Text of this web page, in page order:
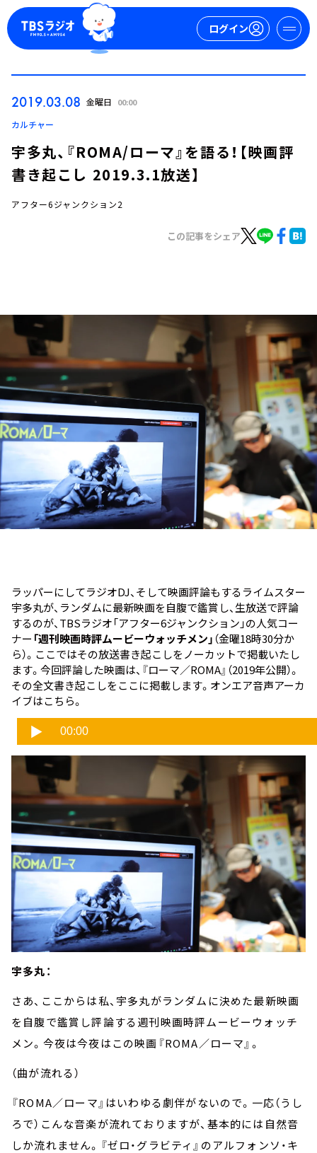
ログイン
お知らせ
イベント・グッズ
YouTube
会社情報
2019.03.08 金曜日 00:00
カルチャー
宇多丸、『ROMA/ローマ』を語る！【映画評
書き起こし 2019.3.1放送】
アフター6ジャンクション2
この記事をシェア
ラッパーにしてラジオDJ、そして映画評論もするライムスター
宇多丸が、ランダムに最新映画を自腹で鑑賞し、生放送で評論
するのが、TBSラジオ「アフター6ジャンクション」の人気コー
ナー 「週刊映画時評ムービーウォッチメン」 （金曜18時30分か
ら）。ここではその放送書き起こしをノーカットで掲載いたし
ます。今回評論した映画は、『ローマ／ROMA』（2019年公開）。
その全文書き起こしをここに掲載します。オンエア音声アーカ
イブはこちら。
宇多丸：
さあ、ここからは私、宇多丸がランダムに決めた最新映画
を自腹で鑑賞し評論する週刊映画時評ムービーウォッチ
メン。今夜は今夜はこの映画『ROMA／ローマ』。
（曲が流れる）
『ROMA／ローマ』はいわゆる劇伴がないので。一応（うし
ろで）こんな音楽が流れておりますが、基本的には自然音
しか流れません。『ゼロ・グラビティ』のアルフォンソ・キ